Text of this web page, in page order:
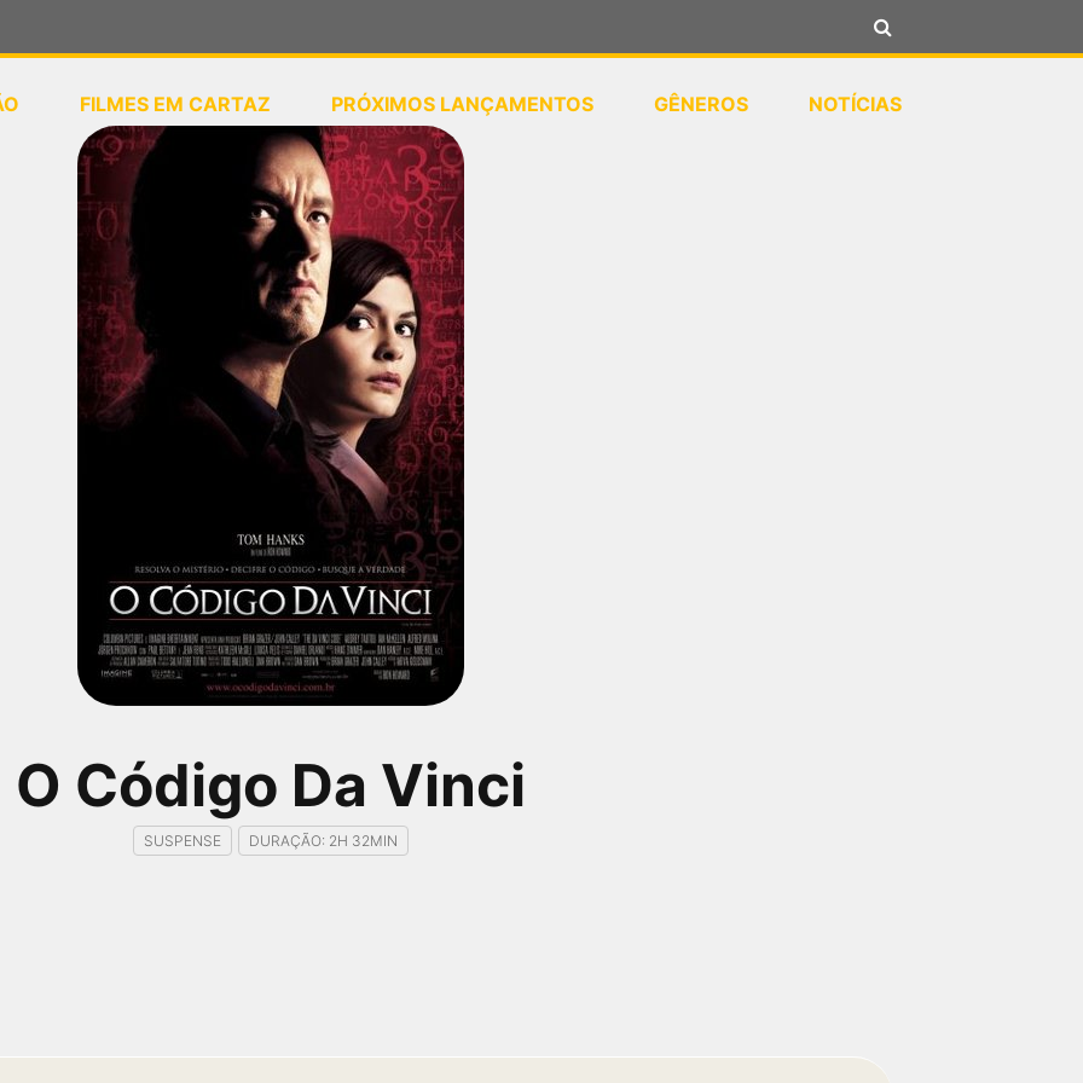
ou selecione sua localização
FILMES EM CARTAZ PRÓXIMOS LANÇAMENTOS GÊNEROS NOTÍCIAS
O Código Da Vinci
SUSPENSE DURAÇÃO: 2H 32MIN